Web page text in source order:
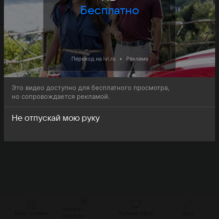
руку (Elimi birakma) доступна для бесплатного онлайн-
Бесплатно
Переход на ivi.ru • Реклама
Это видео доступно для бесплатного просмотра,
но сопровождается рекламой.
Не отпускай мою руку